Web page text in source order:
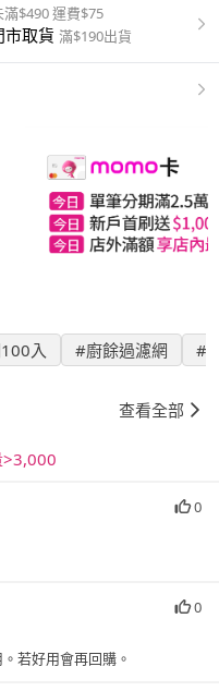
滿$490 運費$75
取貨 滿$190出貨
入 #廚餘過濾網 #
查看全部
0
0
若好用會再回購。